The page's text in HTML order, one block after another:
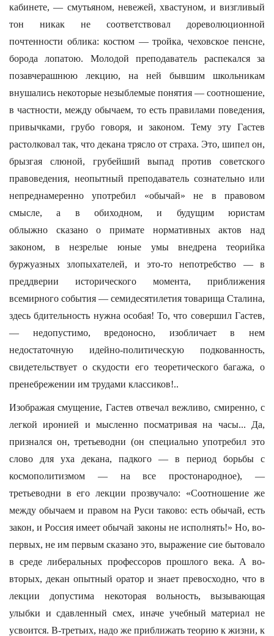
кабинете, — смутьяном, невежей, хвастуном, и визгливый
тон никак не соответствовал дореволюционной
почтенности облика: костюм — тройка, чеховское пенсне,
борода лопатою. Молодой преподаватель распекался за
позавчерашнюю лекцию, на ней бывшим школьникам
внушались некоторые незыблемые понятия — соотношение,
в частности, между обычаем, то есть правилами поведения,
привычками, грубо говоря, и законом. Тему эту Гастев
растолковал так, что декана трясло от страха. Это, шипел он,
брызгая слюной, грубейший выпад против советского
правоведения, неопытный преподаватель сознательно или
непреднамеренно употребил «обычай» не в правовом
смысле, а в обиходном, и будущим юристам
облыжно сказано о примате нормативных актов над
законом, в незрелые юные умы внедрена теорийка
буржуазных злопыхателей, и это-то непотребство — в
преддверии исторического момента, приближения
всемирного события — семидесятилетия товарища Сталина,
здесь бдительность нужна особая! То, что совершил Гастев,
— недопустимо, вредоносно, изобличает в нем
недостаточную идейно-политическую подкованность,
свидетельствует о скудости его теоретического багажа, о
пренебрежении им трудами классиков!..
Изображая смущение, Гастев отвечал вежливо, смиренно, с
легкой иронией и мысленно посматривая на часы... Да,
признался он, третьеводни (он специально употребил это
слово для уха декана, падкого — в период борьбы с
космополитизмом — на все простонародное), —
третьеводни в его лекции прозвучало: «Соотношение же
между обычаем и правом на Руси таково: есть обычай, есть
закон, и Россия имеет обычай законы не исполнять!» Но, во-
первых, не им первым сказано это, выражение сие бытовало
в среде либеральных профессоров прошлого века. А во-
вторых, декан опытный оратор и знает превосходно, что в
лекции допустима некоторая вольность, вызывающая
улыбки и сдавленный смех, иначе учебный материал не
усвоится. В-третьих, надо же приближать теорию к жизни, к